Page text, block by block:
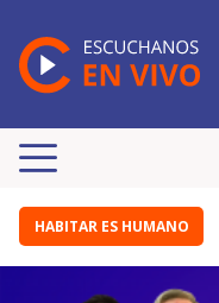
HABITAR ES HUMANO